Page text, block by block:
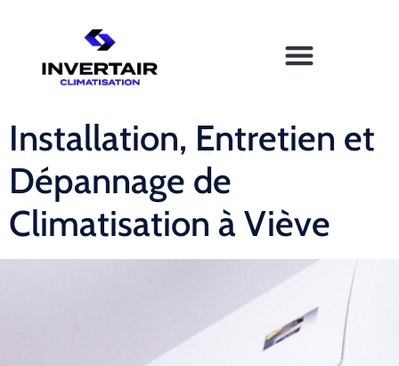
Installation, Entretien et
Dépannage de
Climatisation à Viève